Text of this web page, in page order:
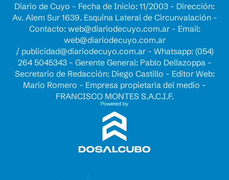
Diario de Cuyo - Fecha de Inicio: 11/2003 - Dirección:
Av. Alem Sur 1639. Esquina Lateral de Circunvalación -
Contacto: web@diariodecuyo.com.ar- Email:
web@diariodecuyo.com.ar
/ publicidad@diariodecuyo.com.ar- Whatsapp: (054)
264 5045343 - Gerente General: Pablo Dellazoppa -
Secretario de Redacción: Diego Castillo - Editor Web:
Mario Romero - Empresa propietaria del medio -
FRANCISCO MONTES S.A.C.I.F.